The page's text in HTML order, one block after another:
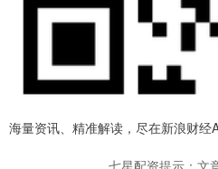
海量资讯、精准解读，尽在新浪财经